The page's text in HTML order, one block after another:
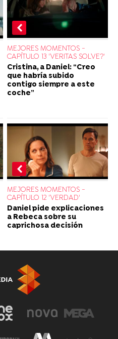
MEJORES MOMENTOS -
CAPÍTULO 13 'VERITAS SOLVE?'
Cristina, a Daniel: “Creo
que habría subido
contigo siempre a este
coche”
MEJORES MOMENTOS -
CAPÍTULO 12 'VERDAD'
Daniel pide explicaciones
a Rebeca sobre su
caprichosa decisión